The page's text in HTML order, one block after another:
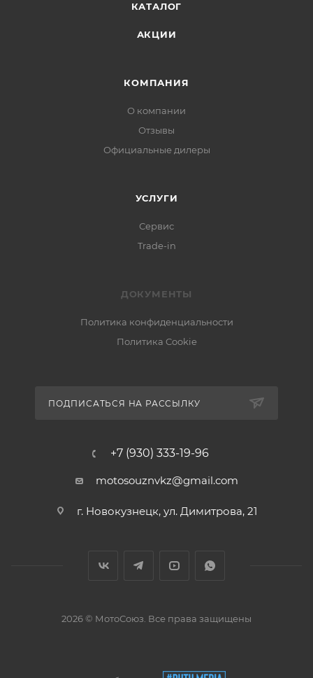
КАТАЛОГ
АКЦИИ
КОМПАНИЯ
О компании
Отзывы
Официальные дилеры
УСЛУГИ
Сервис
Trade-in
ДОКУМЕНТЫ
Политика конфиденциальности
Политика Cookie
ПОДПИСАТЬСЯ НА РАССЫЛКУ
+7 (930) 333-19-96
motosouznvkz@gmail.com
г. Новокузнецк, ул. Димитрова, 21
2026 © МотоСоюз. Все права защищены